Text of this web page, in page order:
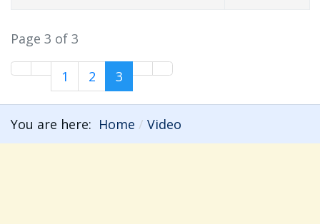
Page 3 of 3
1 2 3
You are here: Home Video